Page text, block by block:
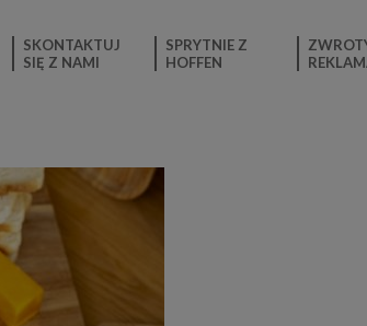
SKONTAKTUJ
SIĘ Z NAMI
SPRYTNIE Z
HOFFEN